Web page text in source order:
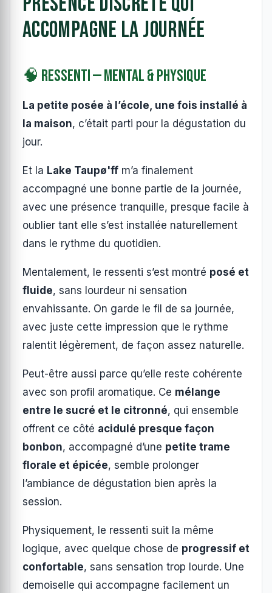
accompagne la journée
🧠 Ressenti — Mental & Physique
La petite posée à l’école, une fois installé à
la maison, c’était parti pour la dégustation du
jour.
Et la Lake Taupø'ff m’a finalement
accompagné une bonne partie de la journée,
avec une présence tranquille, presque facile à
oublier tant elle s’est installée naturellement
dans le rythme du quotidien.
Mentalement, le ressenti s’est montré posé et
fluide, sans lourdeur ni sensation
envahissante. On garde le fil de sa journée,
avec juste cette impression que le rythme
ralentit légèrement, de façon assez naturelle.
Peut-être aussi parce qu’elle reste cohérente
avec son profil aromatique. Ce mélange
entre le sucré et le citronné, qui ensemble
offrent ce côté acidulé presque façon
bonbon, accompagné d’une petite trame
florale et épicée, semble prolonger
l’ambiance de dégustation bien après la
session.
Physiquement, le ressenti suit la même
logique, avec quelque chose de progressif et
confortable, sans sensation trop lourde. Une
demoiselle qui accompagne facilement un